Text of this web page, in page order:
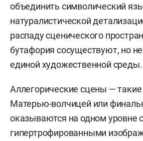
объединить символический
натуралистической
распаду сценического
бутафория сосуществуют, но
единой художественной среды.
Аллегорические сцены — такие
Матерью-волчицей или
оказываются на одном уровне с
гипертрофированными